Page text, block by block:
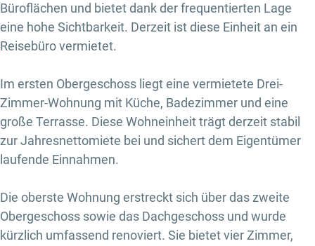
Büroflächen und bietet dank der frequentierten Lage
eine hohe Sichtbarkeit. Derzeit ist diese Einheit an ein
Reisebüro vermietet.
Im ersten Obergeschoss liegt eine vermietete Drei-
Zimmer-Wohnung mit Küche, Badezimmer und eine
große Terrasse. Diese Wohneinheit trägt derzeit stabil
zur Jahresnettomiete bei und sichert dem Eigentümer
laufende Einnahmen.
Die oberste Wohnung erstreckt sich über das zweite
Obergeschoss sowie das Dachgeschoss und wurde
kürzlich umfassend renoviert. Sie bietet vier Zimmer,